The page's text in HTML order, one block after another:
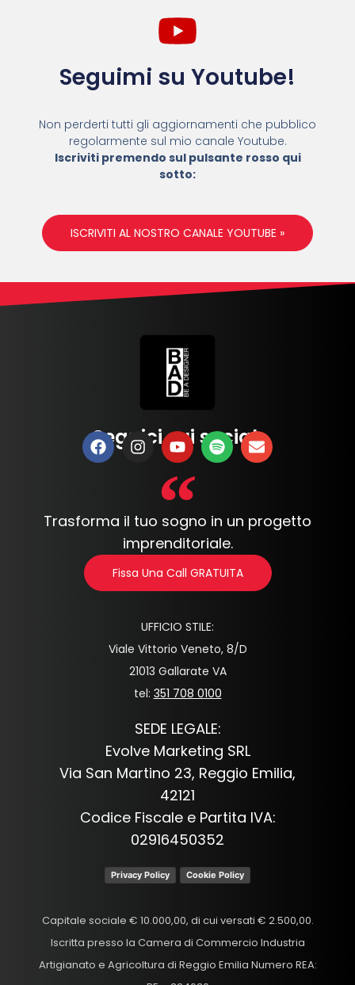
Seguimi su Youtube!
Non perderti tutti gli aggiornamenti che pubblico
regolarmente sul mio canale Youtube.
Iscriviti premendo sul pulsante rosso qui
sotto:
ISCRIVITI AL NOSTRO CANALE YOUTUBE »
Seguici sui social:
Trasforma il tuo sogno in un progetto
imprenditoriale.
Fissa Una Call GRATUITA
UFFICIO STILE:
Viale Vittorio Veneto, 8/D
21013 Gallarate VA
tel: 351 708 0100
SEDE LEGALE:
Evolve Marketing SRL
Via San Martino 23, Reggio Emilia,
42121
Codice Fiscale e Partita IVA:
02916450352
Privacy Policy Cookie Policy
Capitale sociale € 10.000,00, di cui versati € 2.500,00.
Iscritta presso la Camera di Commercio Industria
Artigianato e Agricoltura di Reggio Emilia Numero REA: